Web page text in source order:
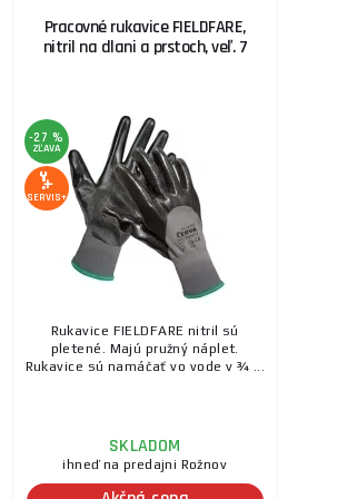
Pracovné rukavice FIELDFARE,
nitril na dlani a prstoch, veľ. 7
-27 %
ZĽAVA
SERVIS+
Rukavice FIELDFARE nitril sú
pletené. Majú pružný náplet.
Rukavice sú namáčať vo vode v ¾ ...
SKLADOM
ihneď na predajni Rožnov